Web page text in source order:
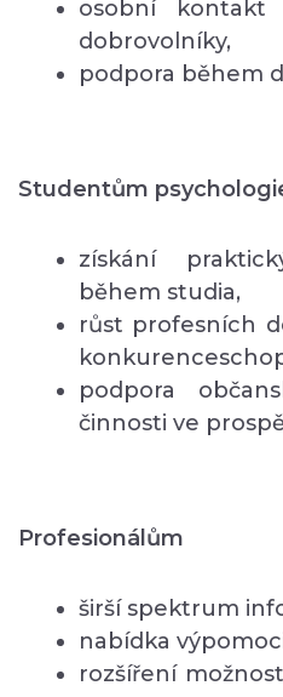
osobní kontakt
dobrovolníky,
podpora během
Studentům
získání
během studia,
růst profesních
podpora
činnosti ve
Profesionálům
širší spektrum
nabídka
rozšíření